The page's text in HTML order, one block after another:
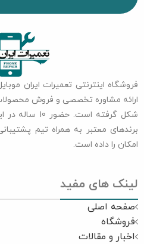
فروشگاه اینترنتی تعمیرات ایران
ارائه مشاوره تخصصی و فروش
شکل گرفته
برندهای معتبر به همراه تیم
امکان را داده است.
لینک های مفید
صفحه اصلی
فروشگاه
اخبار و مقالات